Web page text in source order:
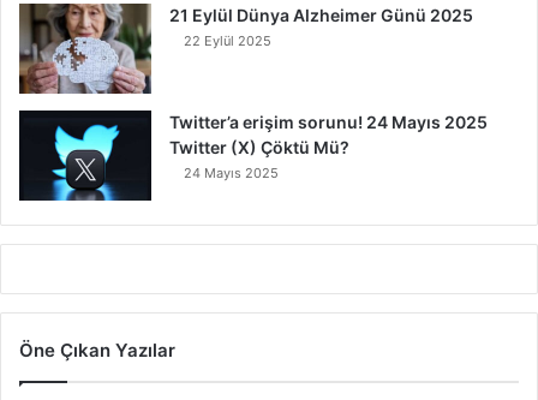
21 Eylül Dünya Alzheimer Günü 2025
22 Eylül 2025
Twitter’a erişim sorunu! 24 Mayıs 2025
Twitter (X) Çöktü Mü?
24 Mayıs 2025
Öne Çıkan Yazılar